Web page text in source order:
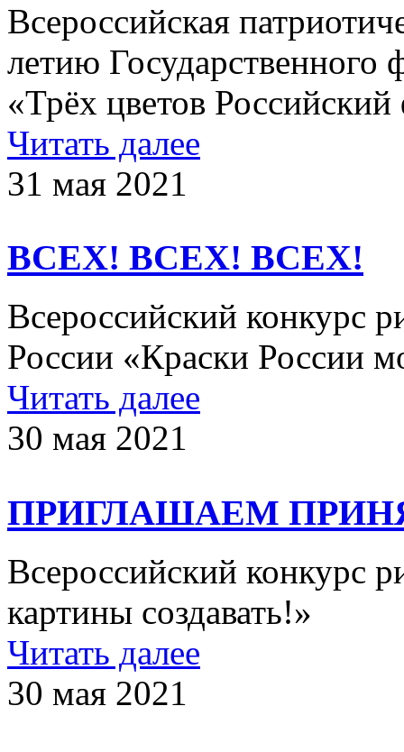
Всероссийская
летию Государственного
«Трёх цветов Российский
Читать далее
31 мая 2021
ВСЕХ! ВСЕХ! ВСЕХ!
Всероссийский конкурс
России «Краски России
Читать далее
30 мая 2021
ПРИГЛАШАЕМ
Всероссийский конкурс
картины создавать!»
Читать далее
30 мая 2021